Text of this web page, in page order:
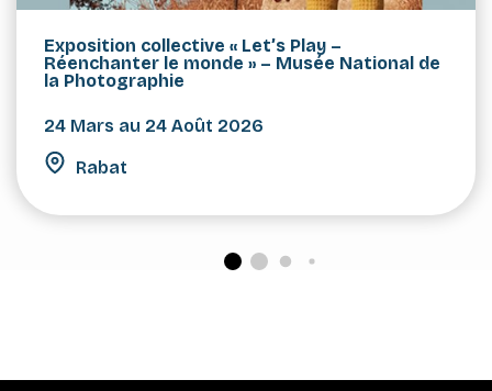
Exposition collective « Let’s Play –
Réenchanter le monde » – Musée National de
la Photographie
24 Mars au 24 Août 2026
Rabat